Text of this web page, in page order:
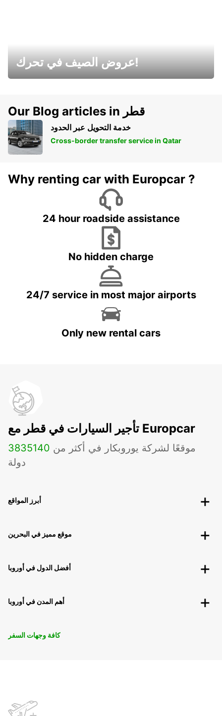
عروض الصيف في تحرك!
Our Blog articles in قطر
خدمة التحويل عبر الحدود
Cross-border transfer service in Qatar
Why renting car with Europcar ?
24 hour roadside assistance
No hidden charge
24/7 service in most major airports
Only new rental cars
تأجير السيارات في قطر مع Europcar
3835 موقعًا لشركة يوروبكار في أكثر من 140
دولة
أبرز المواقع
موقع مميز في البحرين
أفضل الدول في أوروبا
أهم المدن في أوروبا
كافة وجهات السفر